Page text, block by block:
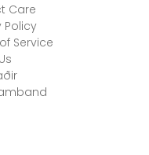
Care
Policy
Service